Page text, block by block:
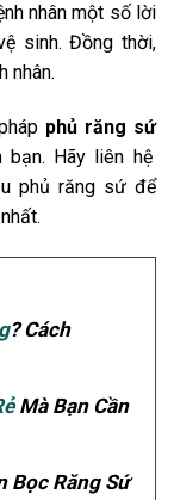
nhân một số lời
sinh. Đồng thời,
nhân.
phủ răng sứ
Hãy liên hệ
phủ răng sứ để
? Cách
Mà Bạn Cần
Bọc Răng Sứ